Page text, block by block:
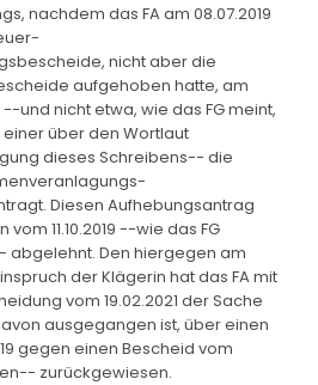
nachdem das FA am 08.07.2019
nicht aber die
aufgehoben hatte, am
und nicht etwa, wie das FG meint,
über den Wortlaut
dieses Schreibens-- die
Diesen Aufhebungsantrag
11.10.2019 --wie das FG
abgelehnt. Den hiergegen am
der Klägerin hat das FA mit
vom 19.02.2021 der Sache
ausgegangen ist, über einen
gegen einen Bescheid vom
zurückgewiesen.